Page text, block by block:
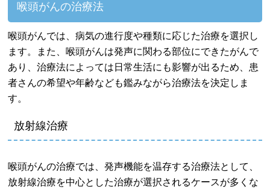
喉頭がんの治療法
喉頭がんでは、病気の進行度や種類に応じた治療を選択し
ます。また、喉頭がんは発声に関わる部位にできたがんで
あり、治療法によっては日常生活にも影響が出るため、患
者さんの希望や年齢なども鑑みながら治療法を決定しま
す。
放射線治療
喉頭がんの治療では、発声機能を温存する治療法として、
放射線治療を中心とした治療が選択されるケースが多くな